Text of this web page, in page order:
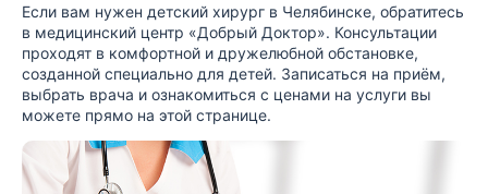
Если вам нужен детский хирург в Челябинске, обратитесь
в медицинский центр «Добрый Доктор». Консультации
проходят в комфортной и дружелюбной обстановке,
созданной специально для детей. Записаться на приём,
выбрать врача и ознакомиться с ценами на услуги вы
можете прямо на этой странице.